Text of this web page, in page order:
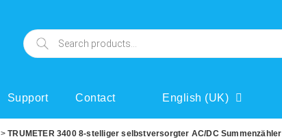
Support Contact English (UK)
>TRUMETER 3400 8-stelliger selbstversorgter AC/DC Summenzähler